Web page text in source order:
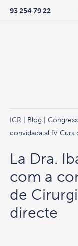
93 254 79 22
ICR Blog
convidada al IV Curs
La Dra.
com a
de
directe